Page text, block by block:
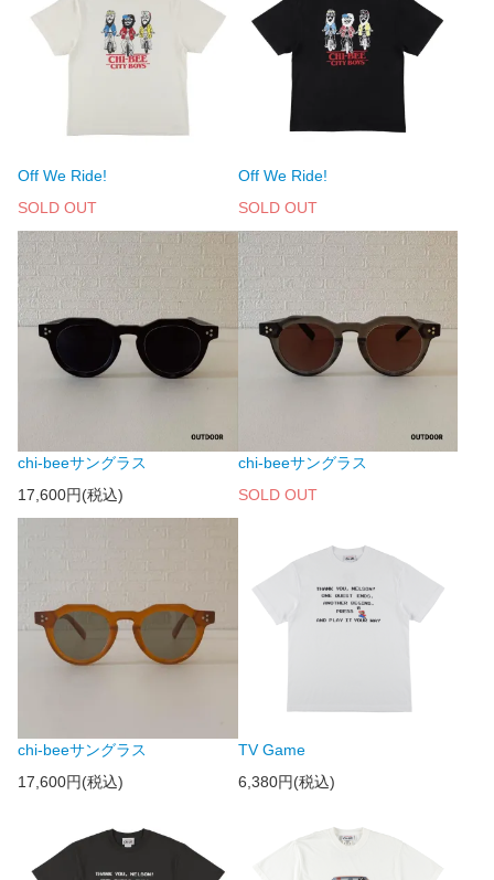
Off We Ride!
SOLD OUT
Off We Ride!
SOLD OUT
chi-beeサングラス
17,600円(税込)
chi-beeサングラス
SOLD OUT
chi-beeサングラス
17,600円(税込)
TV Game
6,380円(税込)